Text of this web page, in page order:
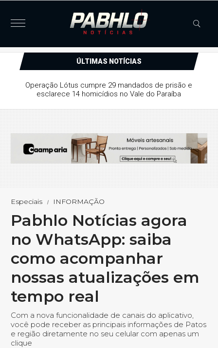
ÚLTIMAS NOTÍCIAS
provisória a suspeito de série
em Patos
Especiais INFORMAÇÃO
Pabhlo Notícias agora
no WhatsApp: saiba
como acompanhar
nossas atualizações em
tempo real
Com a nova funcionalidade de canais do aplicativo,
você pode receber as principais informações de Patos
e região diretamente no seu celular com apenas um
clique